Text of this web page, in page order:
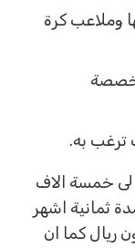
كرة
به.
خمسة الاف
ثمانية اشهر
كما ان